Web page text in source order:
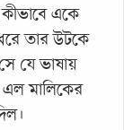
একে
তার উটকে
যে ভাষায়
এল মালিকের